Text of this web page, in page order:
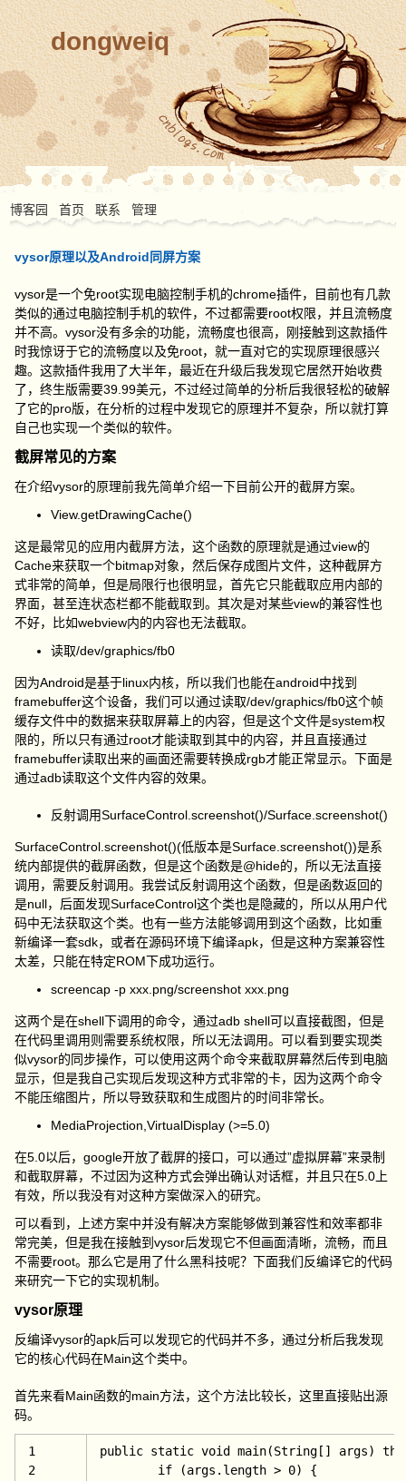
dongweiq
博客园 首页 联系 管理
vysor原理以及Android同屏方案
vysor是一个免root实现电脑控制手机的chrome插件，目前也有几款
类似的通过电脑控制手机的软件，不过都需要root权限，并且流畅度
并不高。vysor没有多余的功能，流畅度也很高，刚接触到这款插件
时我惊讶于它的流畅度以及免root，就一直对它的实现原理很感兴
趣。这款插件我用了大半年，最近在升级后我发现它居然开始收费
了，终生版需要39.99美元，不过经过简单的分析后我很轻松的破解
了它的pro版，在分析的过程中发现它的原理并不复杂，所以就打算
自己也实现一个类似的软件。
截屏常见的方案
在介绍vysor的原理前我先简单介绍一下目前公开的截屏方案。
View.getDrawingCache()
这是最常见的应用内截屏方法，这个函数的原理就是通过view的
Cache来获取一个bitmap对象，然后保存成图片文件，这种截屏方
式非常的简单，但是局限行也很明显，首先它只能截取应用内部的
界面，甚至连状态栏都不能截取到。其次是对某些view的兼容性也
不好，比如webview内的内容也无法截取。
读取/dev/graphics/fb0
因为Android是基于linux内核，所以我们也能在android中找到
framebuffer这个设备，我们可以通过读取/dev/graphics/fb0这个帧
缓存文件中的数据来获取屏幕上的内容，但是这个文件是system权
限的，所以只有通过root才能读取到其中的内容，并且直接通过
framebuffer读取出来的画面还需要转换成rgb才能正常显示。下面是
通过adb读取这个文件内容的效果。
反射调用SurfaceControl.screenshot()/Surface.screenshot()
SurfaceControl.screenshot()(低版本是Surface.screenshot())是系
统内部提供的截屏函数，但是这个函数是@hide的，所以无法直接
调用，需要反射调用。我尝试反射调用这个函数，但是函数返回的
是null，后面发现SurfaceControl这个类也是隐藏的，所以从用户代
码中无法获取这个类。也有一些方法能够调用到这个函数，比如重
新编译一套sdk，或者在源码环境下编译apk，但是这种方案兼容性
太差，只能在特定ROM下成功运行。
screencap -p xxx.png/screenshot xxx.png
这两个是在shell下调用的命令，通过adb shell可以直接截图，但是
在代码里调用则需要系统权限，所以无法调用。可以看到要实现类
似vysor的同步操作，可以使用这两个命令来截取屏幕然后传到电脑
显示，但是我自己实现后发现这种方式非常的卡，因为这两个命令
不能压缩图片，所以导致获取和生成图片的时间非常长。
MediaProjection,VirtualDisplay (>=5.0)
在5.0以后，google开放了截屏的接口，可以通过”虚拟屏幕”来录制
和截取屏幕，不过因为这种方式会弹出确认对话框，并且只在5.0上
有效，所以我没有对这种方案做深入的研究。
可以看到，上述方案中并没有解决方案能够做到兼容性和效率都非
常完美，但是我在接触到vysor后发现它不但画面清晰，流畅，而且
不需要root。那么它是用了什么黑科技呢？下面我们反编译它的代码
来研究一下它的实现机制。
vysor原理
反编译vysor的apk后可以发现它的代码并不多，通过分析后我发现
它的核心代码在Main这个类中。
首先来看Main函数的main方法，这个方法比较长，这里直接贴出源
码。
1
2
public static void main(String[] args)
if (args.length > 0) {